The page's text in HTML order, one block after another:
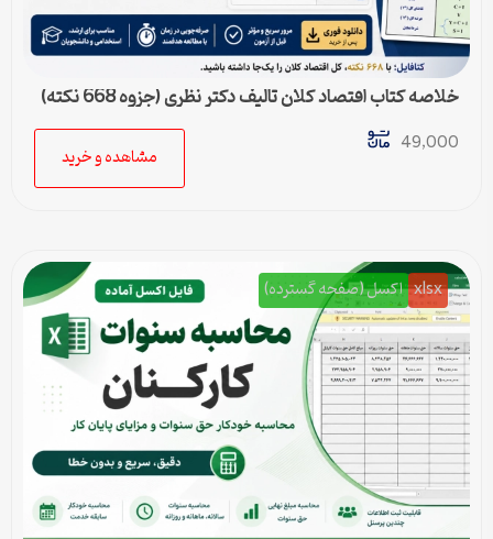
خلاصه کتاب اقتصاد کلان تالیف دکتر نظری (جزوه 668 نکته)
49,000
مشاهده و خرید
xlsx اکسل (صفحه گسترده)